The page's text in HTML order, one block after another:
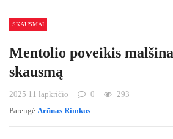
SKAUSMAI
Mentolio poveikis
skausmą
2025 11 lapkričio 0
293
Parengė Arūnas Rimkus